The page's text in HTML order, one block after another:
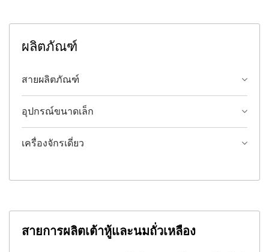
ผลิตภัณฑ์
สายผลิตภัณฑ์
อุปกรณ์ขนาดเล็ก
เครื่องจักรเดี่ยว
สายการผลิตเต้าหู้และนมถั่วเหลือง